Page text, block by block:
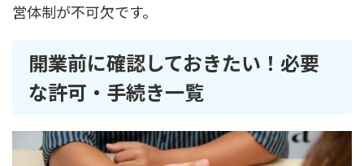
営体制が不可欠です。
開業前に確認しておきたい！必要
な許可・手続き一覧